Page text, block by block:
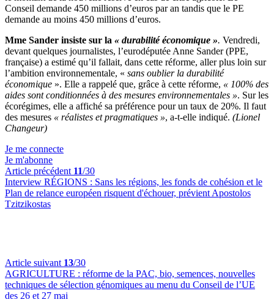
Conseil demande 450 millions d’euros par an tandis que le PE
demande au moins 450 millions d’euros.
Mme Sander insiste sur la « durabilité économique ». Vendredi,
devant quelques journalistes, l’eurodéputée Anne Sander (PPE,
française) a estimé qu’il fallait, dans cette réforme, aller plus loin sur
l’ambition environnementale, « sans oublier la durabilité
économique ». Elle a rappelé que, grâce à cette réforme, « 100% des
aides sont conditionnées à des mesures environnementales ». Sur les
écorégimes, elle a affiché sa préférence pour un taux de 20%. Il faut
des mesures « réalistes et pragmatiques », a-t-elle indiqué. (Lionel
Changeur)
Je me connecte
Je m'abonne
Article précédent 11/30
Interview RÉGIONS : Sans les régions, les fonds de cohésion et le
Plan de relance européen risquent d'échouer, prévient Apostolos
Tzitzikostas
Article suivant 13/30
AGRICULTURE : réforme de la PAC, bio, semences, nouvelles
techniques de sélection génomiques au menu du Conseil de l’UE
des 26 et 27 mai